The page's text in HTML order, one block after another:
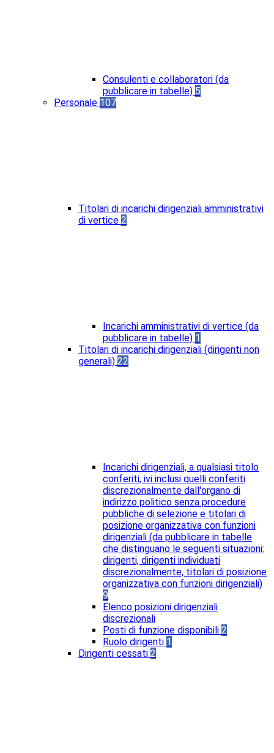
Consulenti e collaboratori (da
pubblicare in tabelle) 5
Personale 107
Titolari di incarichi dirigenziali amministrativi
di vertice 2
Incarichi amministrativi di vertice (da
pubblicare in tabelle) 1
Titolari di incarichi dirigenziali (dirigenti non
generali) 22
Incarichi dirigenziali, a qualsiasi titolo
conferiti, ivi inclusi quelli conferiti
discrezionalmente dall'organo di
indirizzo politico senza procedure
pubbliche di selezione e titolari di
posizione organizzativa con funzioni
dirigenziali (da pubblicare in tabelle
che distinguano le seguenti situazioni:
dirigenti, dirigenti individuati
discrezionalmente, titolari di posizione
organizzativa con funzioni dirigenziali)
9
Elenco posizioni dirigenziali
discrezionali
Posti di funzione disponibili 2
Ruolo dirigenti 1
Dirigenti cessati 2